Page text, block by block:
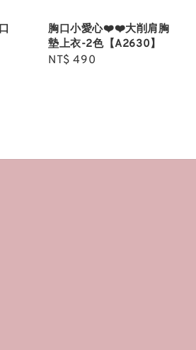
胸口小愛心❤️❤️大削肩胸
墊上衣-2色【A2630】
Regular
NT$ 490